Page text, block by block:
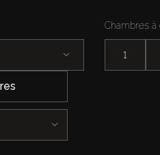
Chambres à
1